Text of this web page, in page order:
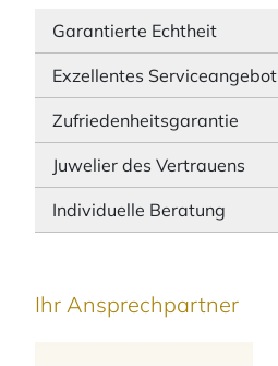
Ihr Ansprechpartner
Garantierte Echtheit
Exzellentes Serviceangebot
Zufriedenheitsgarantie
Juwelier des Vertrauens
Individuelle Beratung